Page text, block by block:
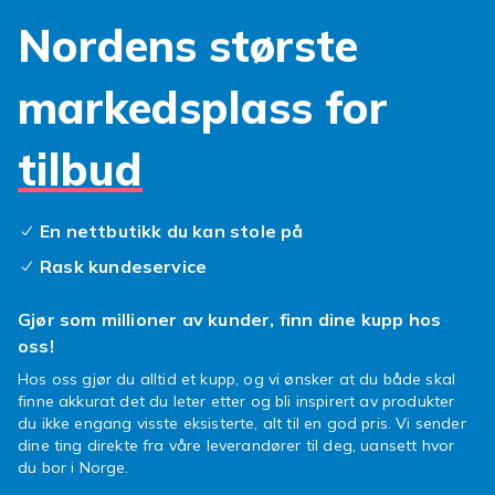
arkitektur, mens et teleobjektiv lar deg
fotografere motiver på lang avstand – for
eksempel dyr i naturen eller sport.
Portrettfotografering har nytte av en fast
brennviddelinse med stor blender som gir den
ettertraktede uskarpe bakgrunnen (bokeh-
Filtre er et annet kraftfullt verktøy: et
polarisasjonsfilter reduserer refleksjoner og
bruke lengre lukkertider selv i sterkt lys.
Stativ og stabilisering
Uskarpe bilder på grunn av risting er et vanlig
problem, spesielt ved dårlige lysforhold eller
ved fotografering med teleobjektiv. Et godt
Nordens største
markedsplass for
tilbud
En nettbutikk du kan stole på
Rask kundeservice
Gjør som millioner av kunder, finn dine kupp hos
oss!
Hos oss gjør du alltid et kupp, og vi ønsker at du både skal
finne akkurat det du leter etter og bli inspirert av produkter
du ikke engang visste eksisterte, alt til en god pris. Vi sender
dine ting direkte fra våre leverandører til deg, uansett hvor
du bor i Norge.